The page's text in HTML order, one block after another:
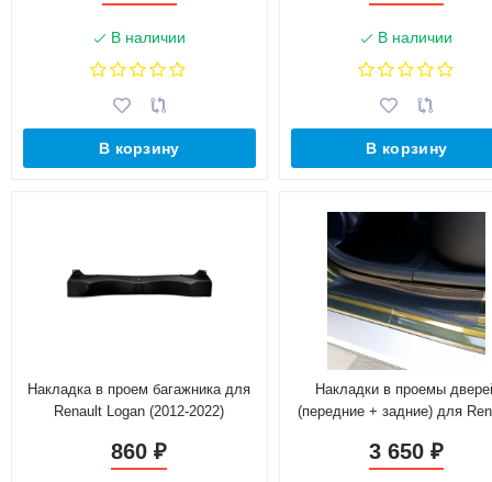
В наличии
В корзину
В наличии
В корзину
Накладка в проем багажника для
Renault Logan (2012-2022)
860₽
Накладки в проемы
(передние + задние) для
3 650₽